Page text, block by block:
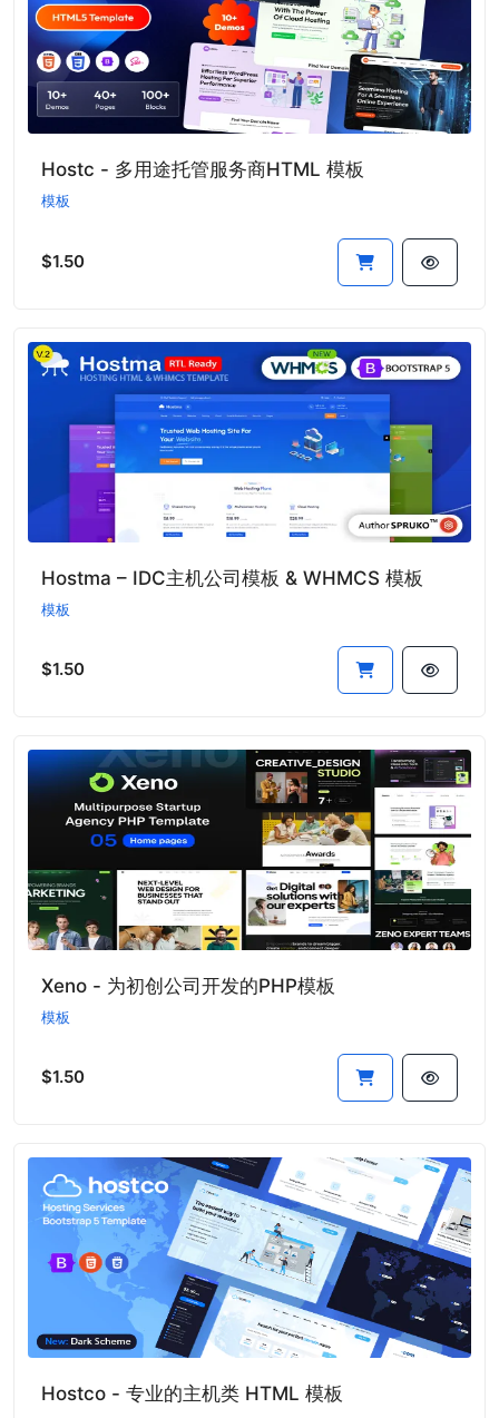
Hostc - 多用途托管服务商HTML 模板
模板
$1.50
Hostma – IDC主机公司模板 & WHMCS 模板
模板
$1.50
Xeno - 为初创公司开发的PHP模板
模板
$1.50
Hostco - 专业的主机类 HTML 模板